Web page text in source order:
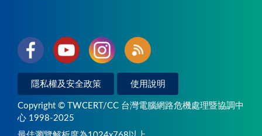
隱私權及安全政策 使用說明
Copyright © TWCERT/CC 台灣電腦網路危機處理暨協調中
心 1998-2025